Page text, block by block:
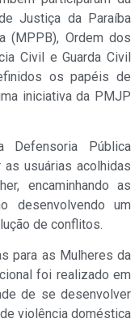
Justiça da Paraíba
(MPPB), Ordem dos
Civil e Guarda Civil
os papéis de
iniciativa da PMJP
Pública
usuárias acolhidas
encaminhando as
desenvolvendo um
de conflitos.
para as Mulheres da
foi realizado em
de se desenvolver
violência doméstica